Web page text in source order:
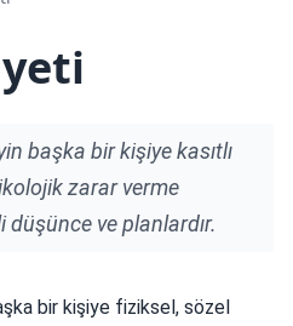
başka bir kişiye kasıtlı
zarar verme
düşünce ve planlardır.
bir kişiye fiziksel, sözel